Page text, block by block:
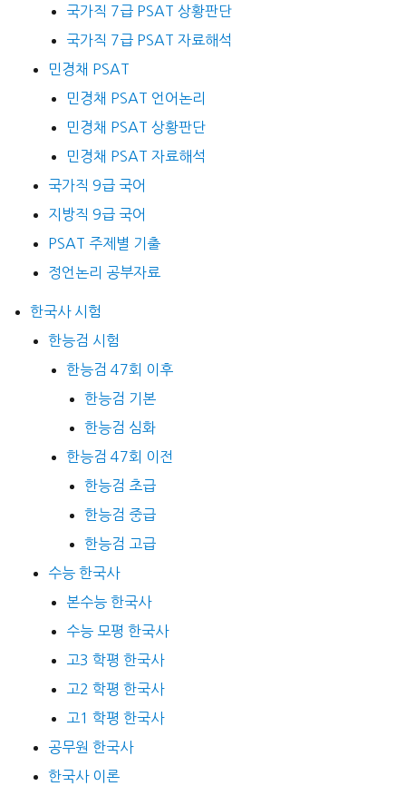
국가직 7급 PSAT 상황판단
국가직 7급 PSAT 자료해석
민경채 PSAT
민경채 PSAT 언어논리
민경채 PSAT 상황판단
민경채 PSAT 자료해석
국가직 9급 국어
지방직 9급 국어
PSAT 주제별 기출
정언논리 공부자료
한국사 시험
한능검 시험
한능검 47회 이후
한능검 기본
한능검 심화
한능검 47회 이전
한능검 초급
한능검 중급
한능검 고급
수능 한국사
본수능 한국사
수능 모평 한국사
고3 학평 한국사
고2 학평 한국사
고1 학평 한국사
공무원 한국사
한국사 이론